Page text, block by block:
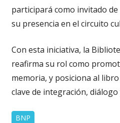
participará como invitado
su presencia en el circuito
Con esta iniciativa, la
reafirma su rol como
memoria, y posiciona al
clave de integración,
BNP